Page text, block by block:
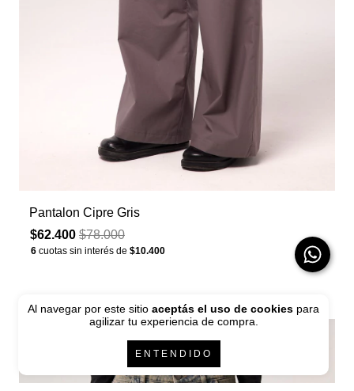
Al navegar por este sitioaceptás el uso de cookies para
agilizar tu experiencia de compra.
ENTENDIDO
Pantalon Cipre Gris
$62.400 $78.000
6 cuotas sin interés de $10.400